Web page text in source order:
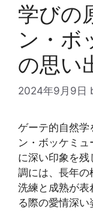
学び
ン・ボ
の思い
2024年9月9日
ゲーテ的自然学
ン・ボッケミ
に深い印象を残
調には、長年の
洗練と成熟が表
る際の愛情深